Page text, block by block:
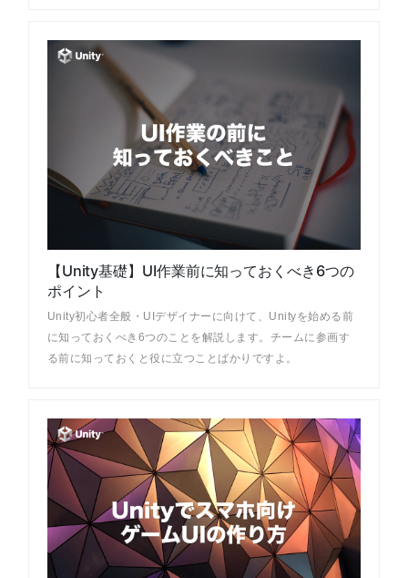
【Unity基礎】UI作業前に知っておくべき6つの
ポイント
Unity初心者全般・UIデザイナーに向けて、Unityを始める前
に知っておくべき6つのことを解説します。チームに参画す
る前に知っておくと役に立つことばかりですよ。